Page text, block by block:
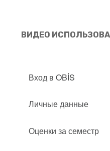
ВИДЕО
Вход в OBİS
Личные данные
Оценки за семестр